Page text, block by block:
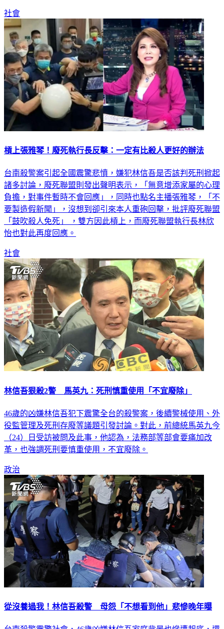
社會
槓上張雅琴！廢死執行長反擊：一定有比殺人更好的辦法
台南殺警案引起全國震驚悲憤，嫌犯林信吾是否該判死刑掀起
諸多討論，廢死聯盟則發出聲明表示，「無意增添家屬的心理
負擔，對事件暫時不會回應」，同時也點名主播張雅琴，「不
要製造假新聞」，沒想到卻引來本人重砲回擊，批評廢死聯盟
「鼓吹殺人免死」 ，雙方因此槓上，而廢死聯盟執行長林欣
怡也對此再度回應。
社會
林信吾狠殺2警 馬英九：死刑慎重使用「不宜廢除」
46歲的凶嫌林信吾犯下震驚全台的殺警案，後續警械使用、外
役監管理及死刑存廢等議題引發討論。對此，前總統馬英九今
（24）日受訪被問及此事，他認為，法務部等部會要痛加改
革，也強調死刑要慎重使用，不宜廢除。
政治
從沒養過我！林信吾殺警 母怨「不想看到他」悲慘晚年曝